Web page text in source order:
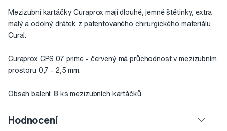
Mezizubní kartáčky Curaprox mají dlouhé, jemné štětinky, extra
malý a odolný drátek z patentovaného chirurgického materiálu
Cural.
Curaprox CPS 07 prime - červený má průchodnost v mezizubním
prostoru 0,7 - 2,5 mm.
Obsah balení: 8 ks mezizubních kartáčků
Hodnocení